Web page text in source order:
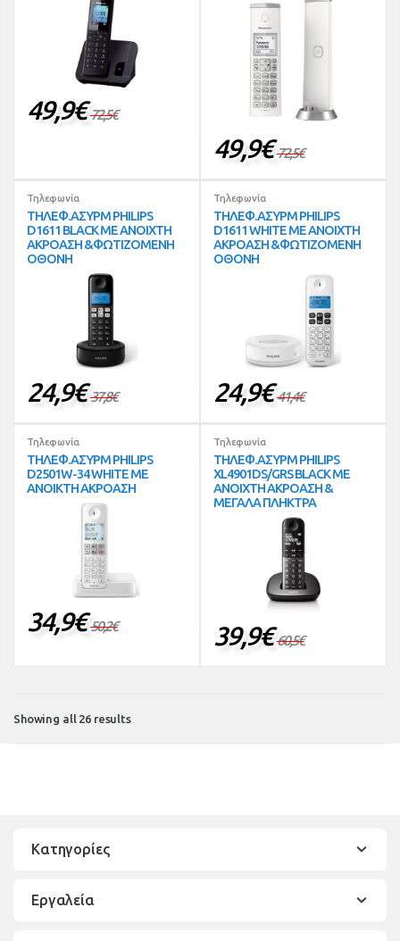
49,9€ 72,5€
49,9€ 72,5€
Τηλεφωνία
ΤΗΛΕΦ.ΑΣΥΡΜ PHILIPS
D1611 BLACK ΜΕ ΑΝΟΙΧΤΗ
ΑΚΡΟΑΣΗ &ΦΩΤΙΖΟΜΕΝΗ
ΟΘΟΝΗ
24,9€ 37,8€
Τηλεφωνία
ΤΗΛΕΦ.ΑΣΥΡΜ PHILIPS
D1611 WHITE ΜΕ ΑΝΟΙΧΤΗ
ΑΚΡΟΑΣΗ &ΦΩΤΙΖΟΜΕΝΗ
ΟΘΟΝΗ
24,9€ 41,4€
Τηλεφωνία
ΤΗΛΕΦ.ΑΣΥΡΜ PHILIPS
D2501W-34 WHITE ME
ΑΝΟΙΚΤΗ ΑΚΡΟΑΣΗ
34,9€ 50,2€
Τηλεφωνία
ΤΗΛΕΦ.ΑΣΥΡΜ PHILIPS
XL4901DS/GRS BLACK ΜΕ
ΑΝΟΙΧΤΗ ΑΚΡΟΑΣΗ &
ΜΕΓΑΛΑ ΠΛΗΚΤΡΑ
39,9€ 60,5€
Showing all 26 results
Κατηγορίες
Εργαλεία